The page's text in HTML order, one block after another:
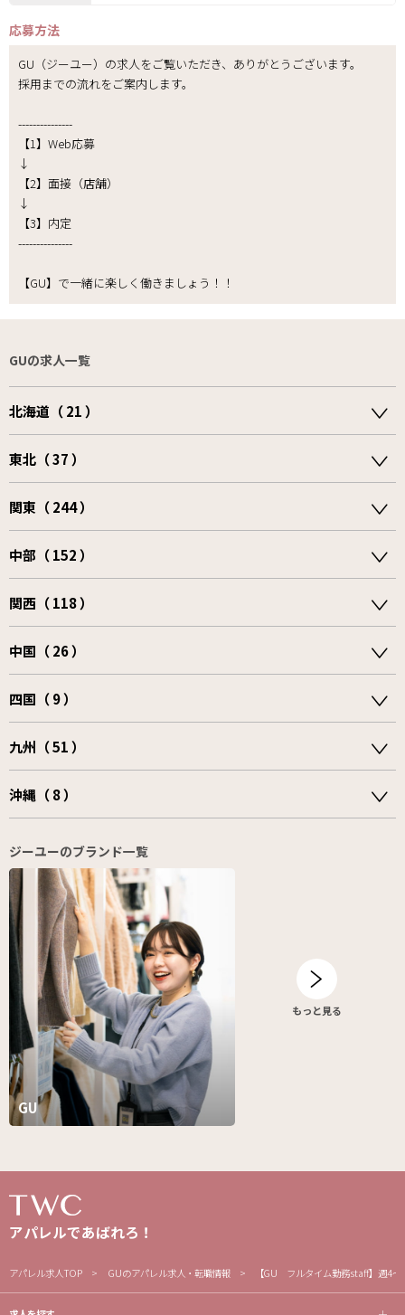
応募方法
GU（ジーユー）の求人をご覧いただき、ありがとうございます。
採用までの流れをご案内します。
---------------
【1】Web応募
↓
【2】面接（店舗）
↓
【3】内定
---------------
【GU】で一緒に楽しく働きましょう！！
GUの求人一覧
北海道（ 21 ）
東北（ 37 ）
関東（ 244 ）
中部（ 152 ）
関西（ 118 ）
中国（ 26 ）
四国（ 9 ）
九州（ 51 ）
沖縄（ 8 ）
ジーユーのブランド一覧
GU
もっと見る
アパレルであばれろ！
アパレル求人TOP GUのアパレル求人・転職情報 【GU フルタイム勤務staff】週4